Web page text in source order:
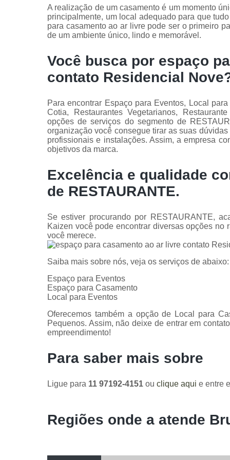
A realização de um casamento é um momento
principalmente, um local adequado para que
para casamento ao ar livre pode ser o primeiro
de um ambiente único, lindo e memorável.
Você busca por espaço
contato Residencial
Para encontrar Espaço para Eventos, Local
Cotia, Restaurantes Vegetarianos,
opções de serviços do segmento de
organização você consegue tirar as suas
profissionais e instalações. Assim, a empresa
objetivos da marca.
Excelência e qualidade
de RESTAURANTE.
Se estiver procurando por RESTAURANTE,
Kaizen você pode encontrar diversas opções
você merece.
Saiba mais sobre nós, veja os serviços de abaixo:
Espaço para Eventos
Espaço para Casamento
Local para Eventos
Oferecemos também a opção de Local para
Pequenos. Assim, não deixe de entrar em
empreendimento!
Para saber mais sobre
Ligue para 11 97192-4151 ou clique aqui e entre
Regiões onde a atende